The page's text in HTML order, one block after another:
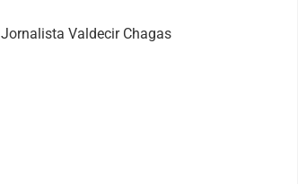
Jornalista Valdecir Chagas